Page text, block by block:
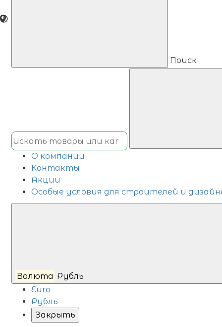
Поиск
О компании
Контакты
Акции
Особые условия для строителей и
Валюта Рубль
Euro
Рубль
Закрыть